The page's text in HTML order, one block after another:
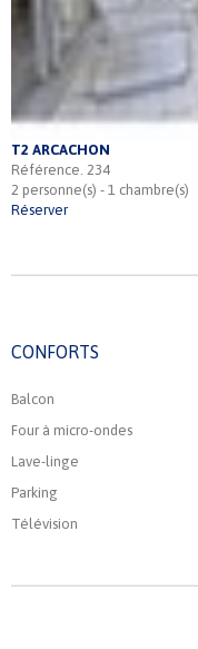
T2 ARCACHON
Référence. 234
2 personne(s) - 1 chambre(s)
Réserver
CONFORTS
Balcon
Four à micro-ondes
Lave-linge
Parking
Télévision